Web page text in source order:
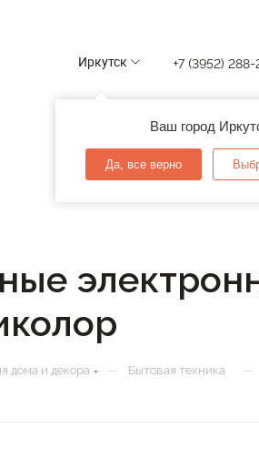
Иркутск
Ваш город
Да, все верно
+7 (3952)
дома и декора — Бытовая техника —